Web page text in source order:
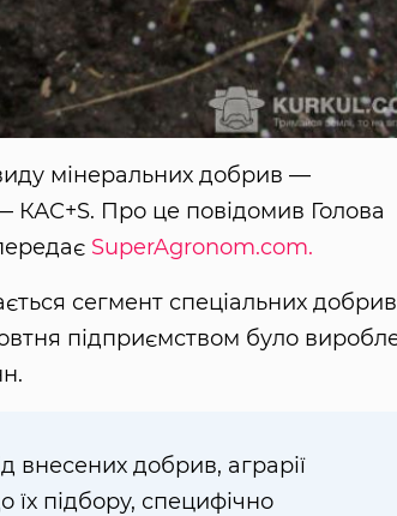
мінеральних добрив —
КАС+S. Про це повідомив Голова
SuperAgronom.com.
сегмент спеціальних
підприємством було
добрив, аграрії
їх підбору, специфічно